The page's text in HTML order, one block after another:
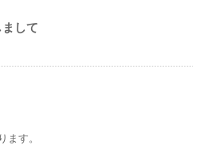
して
ます。